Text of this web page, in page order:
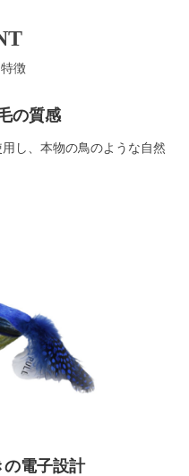
徴
の質感
し、本物の鳥のような自然
電子設計